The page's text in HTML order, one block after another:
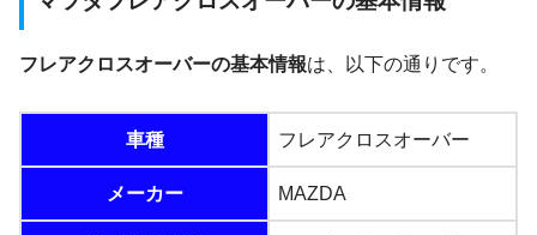
フレアクロスオーバーの基本情報は、以下の通りです。
車種 フレアクロスオーバー
メーカー MAZDA